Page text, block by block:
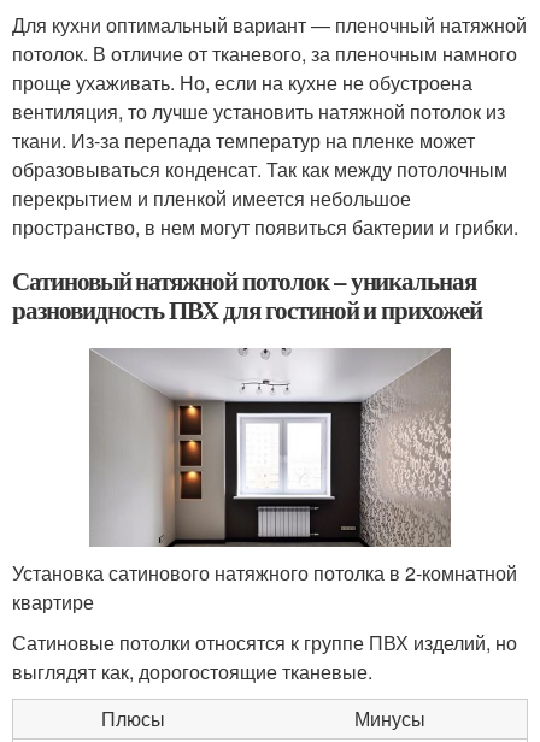
Для кухни оптимальный вариант — пленочный натяжной
потолок. В отличие от тканевого, за пленочным намного
проще ухаживать. Но, если на кухне не обустроена
вентиляция, то лучше установить натяжной потолок из
ткани. Из-за перепада температур на пленке может
образовываться конденсат. Так как между потолочным
перекрытием и пленкой имеется небольшое
пространство, в нем могут появиться бактерии и грибки.
Сатиновый натяжной потолок – уникальная
разновидность ПВХ для гостиной и прихожей
Установка сатинового натяжного потолка в 2-комнатной
квартире
Сатиновые потолки относятся к группе ПВХ изделий, но
выглядят как, дорогостоящие тканевые.
Плюсы
Минусы